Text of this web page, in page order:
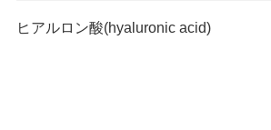
ヒアルロン酸(hyaluronic acid)